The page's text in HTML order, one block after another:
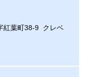
紅葉町38-9 クレベ